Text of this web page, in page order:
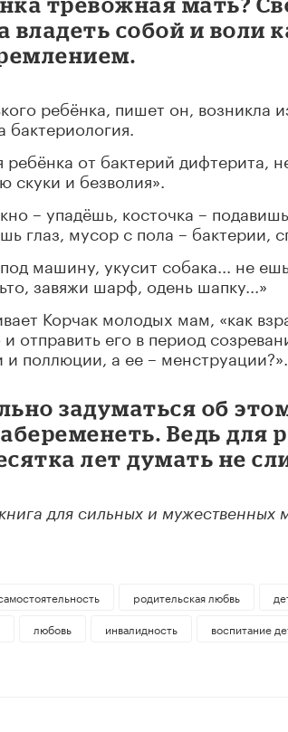
владеть собой и воли
ребёнка, пишет он, возникла
от бактерий дифтерита,
и безволия».
– упадёшь, косточка –
глаз, мусор с пола – бактерии,
машину, укусит собака... не
завяжи шарф, одень шапку...»
Корчак молодых мам, «как
отправить его в период
поллюции, а ее – менструации?».
задуматься об
Ведь для
лет думать не
для сильных и мужественных
родительская любвь
любовь инвалидность воспитание